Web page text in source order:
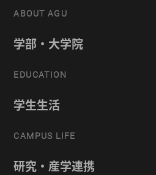
ABOUT AGU
学部・大学院
EDUCATION
学生生活
CAMPUS LIFE
研究・産学連携